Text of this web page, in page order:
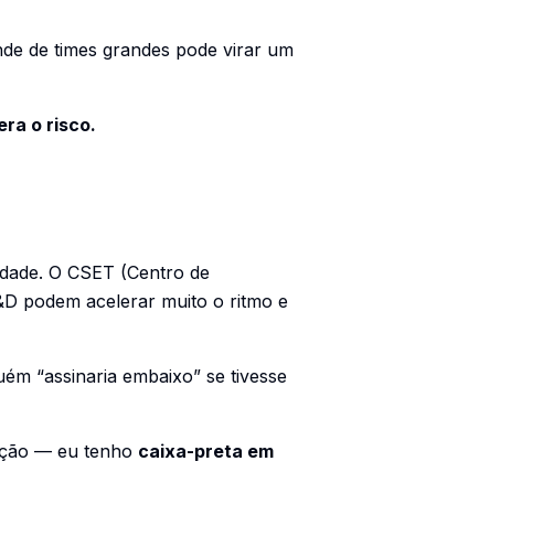
de times grandes pode virar um
o risco.
O CSET (Centro de
podem acelerar muito o ritmo e
“assinaria embaixo” se tivesse
— eu tenho caixa-preta em